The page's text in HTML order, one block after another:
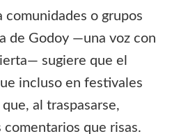
comunidades o grupos
de Godoy —una voz con
sugiere que el
incluso en festivales
al traspasarse,
que risas.